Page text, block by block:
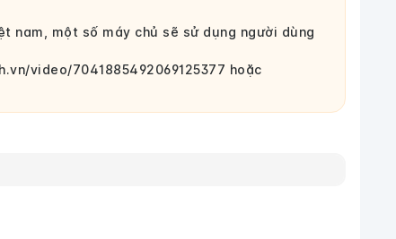
nam, một số máy chủ sẽ sử dụng người dùng
video/7041885492069125377 hoặc